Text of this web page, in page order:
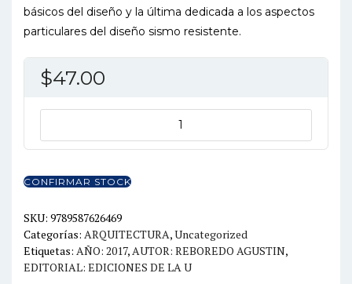
básicos del diseño y la última dedicada a los aspectos
particulares del diseño sismo resistente.
$47.00
CONFIRMAR STOCK
SKU: 9789587626469
Categorías: ARQUITECTURA,Uncategorized
Etiquetas: AÑO: 2017, AUTOR: REBOREDO AGUSTIN,
EDITORIAL: EDICIONES DE LA U